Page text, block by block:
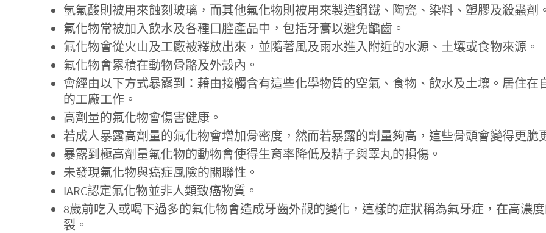
氫氟酸則被用來蝕刻玻璃，而其他氟化物則被用來製造鋼鐵、陶瓷、染料、塑膠及殺蟲劑。
氟化物常被加入飲水及各種口腔產品中，包括牙膏以避免齲齒。
氟化物會從火山及工廠被釋放出來，並隨著風及雨水進入附近的水源、土壤或食物來源。
氟化物會累積在動物骨骼及外殼內。
會經由以下方式暴露到：藉由接觸含有這些化學物質的空氣、食物、飲水及土壤。居住
的工廠工作。
高劑量的氟化物會傷害健康。
若成人暴露高劑量的氟化物會增加骨密度，然而若暴露的劑量夠高，這些骨頭會變得更脆
暴露到極高劑量氟化物的動物會使得生育率降低及精子與睪丸的損傷。
未發現氟化物與癌症風險的關聯性。
IARC認定氟化物並非人類致癌物質。
8歲前吃入或喝下過多的氟化物會造成牙齒外觀的變化，這樣的症狀稱為氟牙症，在高濃
裂。